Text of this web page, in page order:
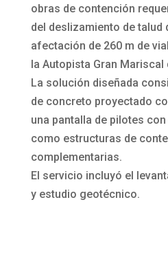
obras de contención
del deslizamiento de talud
afectación de 260 m de
la Autopista Gran Mariscal
La solución diseñada
de concreto proyectado
una pantalla de pilotes
como estructuras de
complementarias.
El servicio incluyó el
y estudio geotécnico.